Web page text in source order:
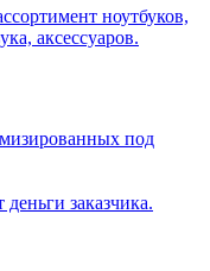
ноутбуков,
аксессуаров.
под
заказчика.